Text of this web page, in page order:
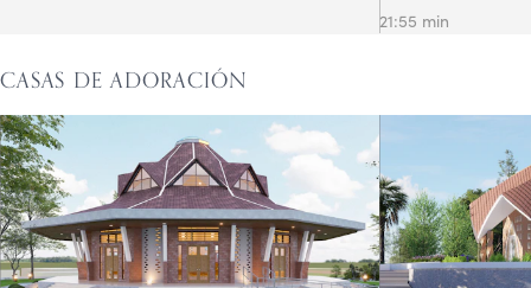
21:55 min
CASAS DE ADORACIÓN